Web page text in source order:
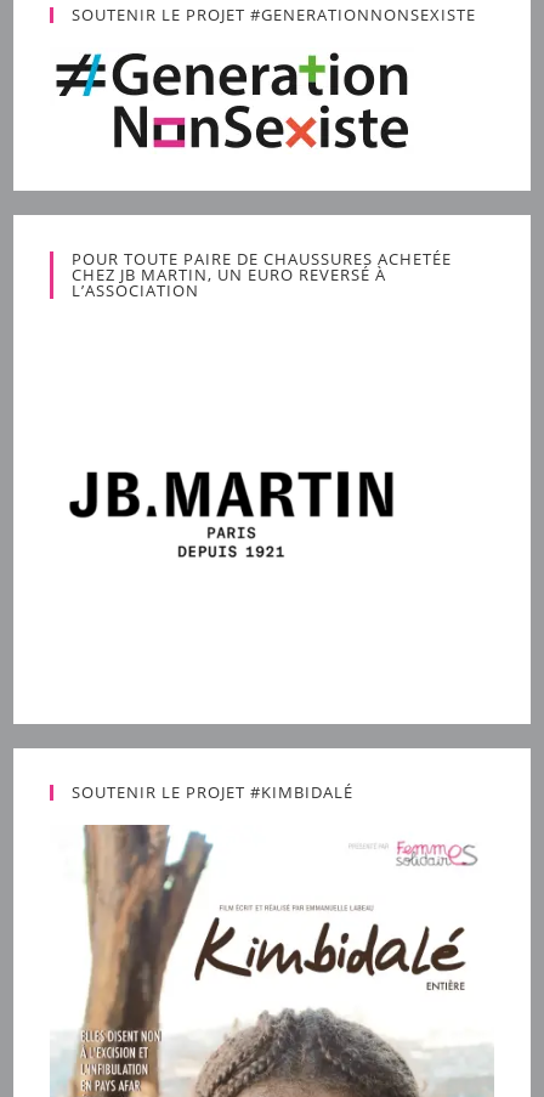
SOUTENIR LE PROJET #GENERATIONNONSEXISTE
POUR TOUTE PAIRE DE CHAUSSURES ACHETÉE
CHEZ JB MARTIN, UN EURO REVERSÉ À
L’ASSOCIATION
SOUTENIR LE PROJET #KIMBIDALÉ